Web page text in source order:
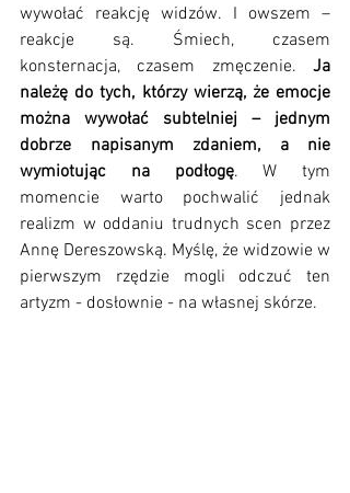
wywołać reakcję widzów. I owszem –
reakcje są. Śmiech, czasem
konsternacja, czasem zmęczenie. Ja
należę do tych, którzy wierzą, że emocje
można wywołać subtelniej – jednym
dobrze napisanym zdaniem, a nie
wymiotując na podłogę. W tym
momencie warto pochwalić jednak
realizm w oddaniu trudnych scen przez
Annę Dereszowską. Myślę, że widzowie w
pierwszym rzędzie mogli odczuć ten
artyzm - dosłownie - na własnej skórze.